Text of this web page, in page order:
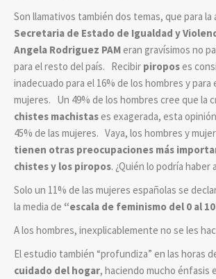
Son llamativos también dos temas, que para
Secretaria de Estado de Igualdad y
Angela Rodriguez PAMeran gravísimos no
para el resto del país. Recibir piroposes
inadecuado para el 16% de los hombres y para
mujeres. Un 49% de los hombres cree que la
chistes machistases exagerada, esta
45% de las mujeres. Vaya, los hombres y
tienen otras preocupaciones más
chistes y los piropos. ¿Quién lo podría haber
Solo un 11% de las mujeres españolas se
la media de “escala de feminismo del 0 al
A los hombres, inexplicablemente no se les
El estudio también “profundiza” en las horas
cuidado del hogar, haciendo mucho énfasis